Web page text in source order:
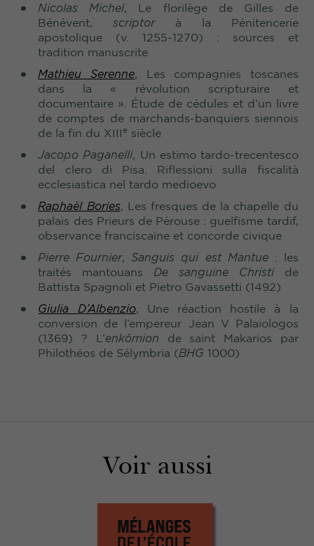
Nicolas Michel, Le florilège de Gilles de
Bénévent,scriptor à la Pénitencerie
apostolique (v.
1255-1270) : sources et
tradition manuscrite
Mathieu Serenne, Les compagnies toscanes
dans la « révolution scripturaire et
documentaire ». Étude de cédules et d’un livre
de comptes de marchands-banquiers siennois
de la fin du XIII e siècle
Jacopo Paganelli, Un estimo tardo-trecentesco
del clero di Pisa. Riflessioni sulla fiscalità
ecclesiastica nel tardo medioevo
Raphaël Bories, Les fresques de la chapelle du
palais des Prieurs de Pérouse : guelfisme tardif,
observance franciscaine et concorde civique
Pierre Fournier,Sanguis qui est Mantue: les
traités mantouans De sanguine Christide
Battista Spagnoli et Pietro Gavassetti (1492)
Giulia D’Albenzio, Une réaction hostile à la
conversion de l’empereur Jean V Palaiologos
(1369)
? L’enkômion de saint Makarios par
Philothéos de Sélymbria (BHG1000)
Voir aussi